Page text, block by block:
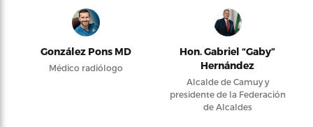
González Pons MD
Médico radiólogo
Hon. Gabriel “Gaby”
Hernández
Alcalde de Camuy y
presidente de la Federación
de Alcaldes